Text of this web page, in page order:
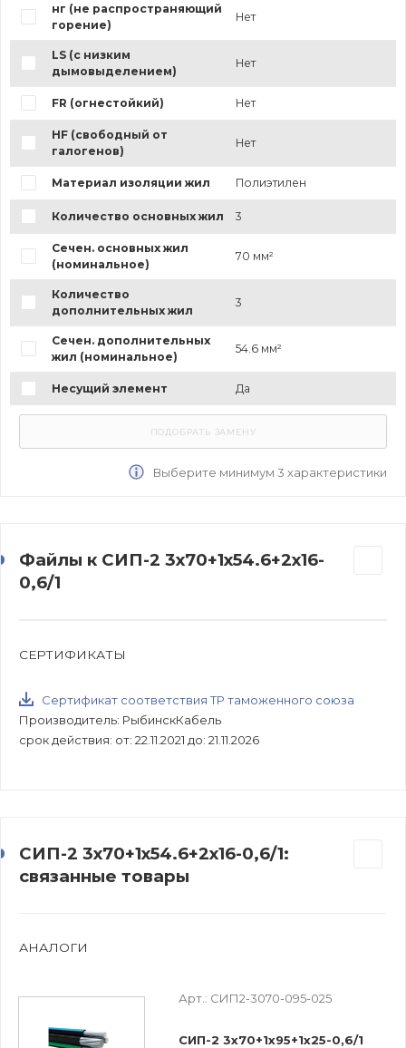
нг (не распространяющий
горение)
Нет
LS (с низким
дымовыделением)
Нет
FR (огнестойкий) Нет
HF (свободный от
галогенов)
Нет
Материал изоляции жил Полиэтилен
Количество основных жил 3
Сечен. основных жил
(номинальное)
70 мм²
Количество
дополнительных жил
3
Сечен. дополнительных
жил (номинальное)
54.6 мм²
Несущий элемент Да
Выберите минимум 3 характеристики
Файлы к СИП-2 3х70+1х54.6+2х16-
0,6/1
СЕРТИФИКАТЫ
Сертификат соответствия ТР таможенного союза
Производитель: РыбинскКабель
срок действия: от: 22.11.2021 до: 21.11.2026
СИП-2 3х70+1х54.6+2х16-0,6/1:
связанные товары
АНАЛОГИ
Арт.: СИП2-3070-095-025
СИП-2 3х70+1х95+1х25-0,6/1